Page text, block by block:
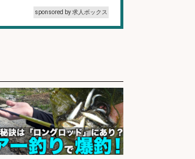
sponsored by 求人ボックス
sponsored by 求人ボックス
者候補/飲食業界向け
魚ぽち」/東証グロース